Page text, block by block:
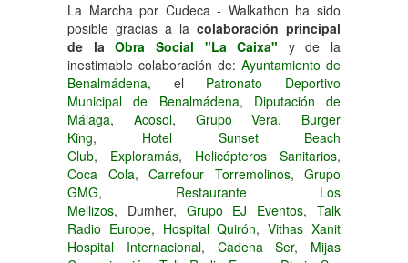
La Marcha por Cudeca - Walkathon ha sido
posible gracias a la colaboración principal
de laObra Social "La Caixa" y de la
inestimable colaboración de: Ayuntamiento de
Benalmádena, el Patronato Deportivo
Municipal de Benalmádena, Diputación de
Málaga, Acosol, Grupo Vera, Burger
King, Hotel Sunset Beach
Club, Exploramás, Helicópteros Sanitarios,
Coca Cola, Carrefour Torremolinos, Grupo
GMG, Restaurante Los
Mellizos, Dumher, Grupo EJ Eventos,Talk
Radio Europe, Hospital Quirón,Vithas Xanit
Hospital Internacional, Cadena Ser, Mijas